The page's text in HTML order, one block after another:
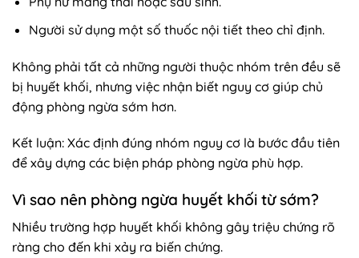
Người sử dụng một số thuốc nội tiết theo chỉ định.
Không phải tất cả những người thuộc nhóm trên đều sẽ
bị huyết khối, nhưng việc nhận biết nguy cơ giúp chủ
động phòng ngừa sớm hơn.
Kết luận: Xác định đúng nhóm nguy cơ là bước đầu tiên
để xây dựng các biện pháp phòng ngừa phù hợp.
Vì sao nên phòng ngừa huyết khối từ sớm?
Nhiều trường hợp huyết khối không gây triệu chứng rõ
ràng cho đến khi xảy ra biến chứng.